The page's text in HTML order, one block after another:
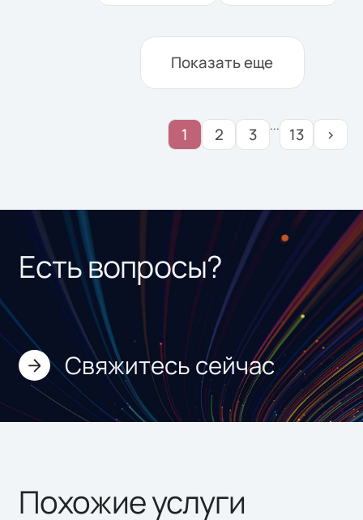
Показать еще
1 2 3 ... 13 ›
Есть вопросы?
Свяжитесь сейчас
Похожие услуги